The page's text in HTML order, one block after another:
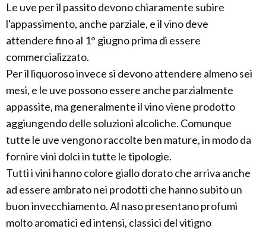
Le uve per il passito devono chiaramente subire
l'appassimento, anche parziale, e il vino deve
attendere fino al 1° giugno prima di essere
commercializzato.
Per il liquoroso invece si devono attendere almeno sei
mesi, e le uve possono essere anche parzialmente
appassite, ma generalmente il vino viene prodotto
aggiungendo delle soluzioni alcoliche. Comunque
tutte le uve vengono raccolte ben mature, in modo da
fornire vini dolci in tutte le tipologie.
Tutti i vini hanno colore giallo dorato che arriva anche
ad essere ambrato nei prodotti che hanno subito un
buon invecchiamento. Al naso presentano profumi
molto aromatici ed intensi, classici del vitigno